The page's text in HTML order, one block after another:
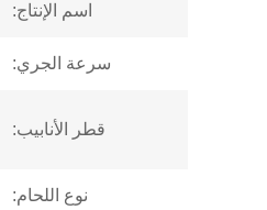
اسم الإنتاج:
سرعة الجري:
قطر الأنابيب:
نوع اللحام: